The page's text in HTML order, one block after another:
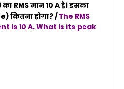
का RMS मान 10 A है। इसका
कितना होगा? /The RMS
is 10 A. What is its peak